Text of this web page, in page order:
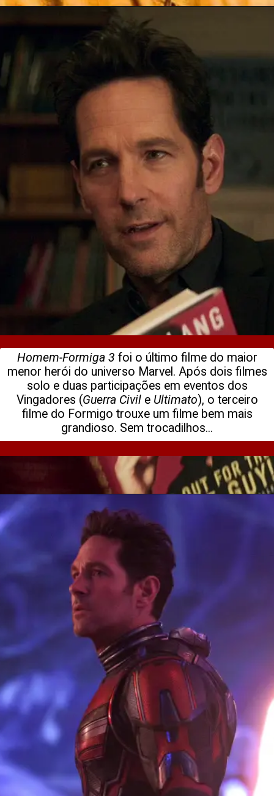
Homem-Formiga 3 foi o último filme do maior
menor herói do universo Marvel. Após dois filmes
solo e duas participações em eventos dos
Vingadores (Guerra Civile Ultimato), o terceiro
filme do Formigo trouxe um filme bem mais
grandioso. Sem trocadilhos...